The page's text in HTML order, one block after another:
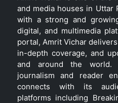
and media houses in Uttar
with a strong and
digital, and multimedia
portal, Amrit Vichar
in-depth coverage, and
and around the world.
journalism and reader
connects with its
platforms including